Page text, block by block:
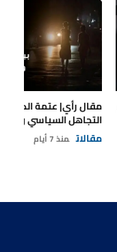
مقال رأي| عتمة
التجاهل السياسي
مقالات منذ 7 أيام